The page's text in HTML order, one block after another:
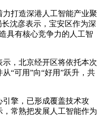
打造深港人工智能产业聚
沈彦表示，宝安区作为深
具有核心竞争力的人工智
，北京经开区将依托本次
“可用”向“好用”跃升，共
擎，已形成覆盖技术攻
常熟把发展人工智能作为